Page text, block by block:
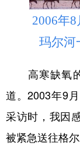
2006年
玛尔河
高寒缺氧的
道。2003年9
采访时，我因
被紧急送往格